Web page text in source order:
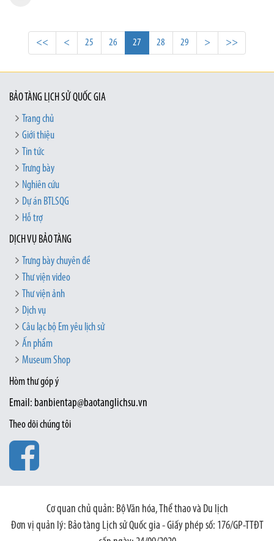
<< < 25 26 27 28 29 > >>
BẢO TÀNG LỊCH SỬ QUỐC GIA
Trang chủ
Giới thiệu
Tin tức
Trưng bày
Nghiên cứu
Dự án BTLSQG
Hỗ trợ
DỊCH VỤ BẢO TÀNG
Trưng bày chuyên đề
Thư viện video
Thư viện ảnh
Dịch vụ
Câu lạc bộ Em yêu lịch sử
Ấn phẩm
Museum Shop
Hòm thư góp ý
Email: banbientap@baotanglichsu.vn
Theo dõi chúng tôi
Cơ quan chủ quản: Bộ Văn hóa, Thể thao và Du lịch
Đơn vị quản lý: Bảo tàng Lịch sử Quốc gia - Giấy phép số: 176/GP-TTĐT